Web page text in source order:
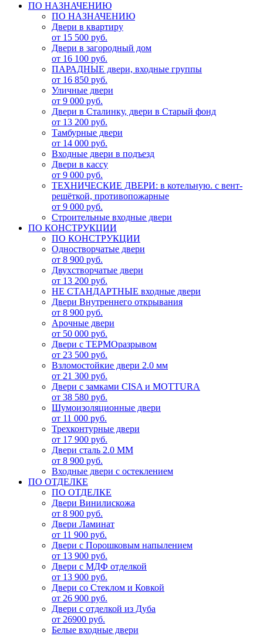
ПО НАЗНАЧЕНИЮ
ПО НАЗНАЧЕНИЮ
Двери в квартиру
от 15 500 руб.
Двери в загородный дом
от 16 100 руб.
ПАРАДНЫЕ двери, входные группы
от 16 850 руб.
Уличные двери
от 9 000 руб.
Двери в Сталинку, двери в Старый фонд
от 13 200 руб.
Тамбурные двери
от 14 000 руб.
Входные двери в подъезд
Двери в кассу
от 9 000 руб.
ТЕХНИЧЕСКИЕ ДВЕРИ: в котельную. с вент-
решёткой, противопожарные
от 9 000 руб.
Строительные входные двери
ПО КОНСТРУКЦИИ
ПО КОНСТРУКЦИИ
Одностворчатые двери
от 8 900 руб.
Двухстворчатые двери
от 13 200 руб.
НЕ СТАНДАРТНЫЕ входные двери
Двери Внутреннего открывания
от 8 900 руб.
Арочные двери
от 50 000 руб.
Двери с ТЕРМОразрывом
от 23 500 руб.
Взломостойкие двери 2.0 мм
от 21 300 руб.
Двери с замками CISA и MOTTURA
от 38 580 руб.
Шумоизоляционные двери
от 11 000 руб.
Трехконтурные двери
от 17 900 руб.
Двери сталь 2.0 ММ
от 8 900 руб.
Входные двери с остеклением
ПО ОТДЕЛКЕ
ПО ОТДЕЛКЕ
Двери Винилискожа
от 8 900 руб.
Двери Ламинат
от 11 900 руб.
Двери с Порошковым напылением
от 13 900 руб.
Двери с МДФ отделкой
от 13 900 руб.
Двери со Стеклом и Ковкой
от 26 900 руб.
Двери с отделкой из Дуба
от 26900 руб.
Белые входные двери